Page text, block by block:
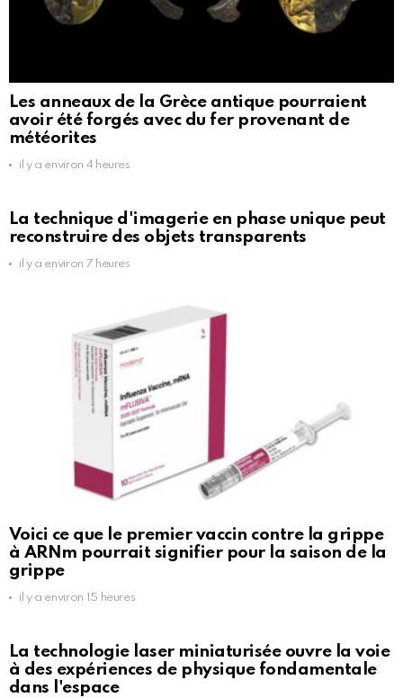
Les anneaux de la Grèce antique pourraient
avoir été forgés avec du fer provenant de
météorites
il y a environ 4 heures
La technique d'imagerie en phase unique peut
reconstruire des objets transparents
il y a environ 7 heures
Voici ce que le premier vaccin contre la grippe
à ARNm pourrait signifier pour la saison de la
grippe
il y a environ 15 heures
La technologie laser miniaturisée ouvre la voie
à des expériences de physique fondamentale
dans l'espace